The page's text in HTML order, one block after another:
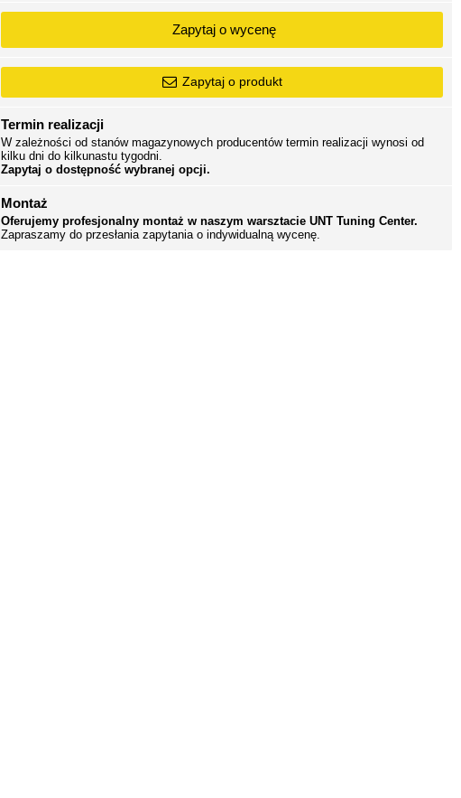
Zapytaj o wycenę
Zapytaj o produkt
Termin realizacji
W zależności od stanów magazynowych producentów termin realizacji wynosi od
kilku dni do kilkunastu tygodni.
Zapytaj o dostępność wybranej opcji.
Montaż
Oferujemy profesjonalny montaż w naszym warsztacie UNT Tuning Center.
Zapraszamy do przesłania zapytania o indywidualną wycenę.